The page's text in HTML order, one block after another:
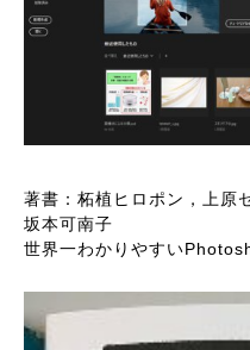
著書：柘植ヒロポン，上原
坂本可南子
世界一わかりやすい